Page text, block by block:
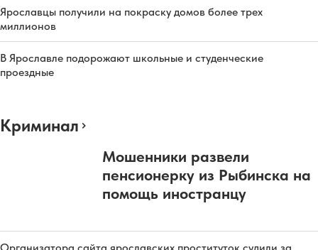
Ярославцы получили на покраску домов более трех
миллионов
В Ярославле подорожают школьные и студенческие
проездные
Криминал
Мошенники развели
пенсионерку из Рыбинска на
помощь иностранцу